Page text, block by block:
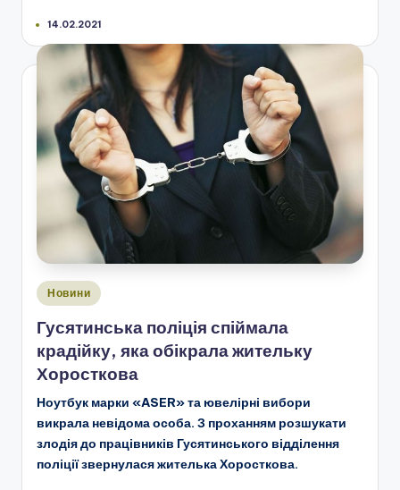
14.02.2021
Опубліковано
Новини
Гусятинська поліція спіймала
крадійку, яка обікрала жительку
Хоросткова
Ноутбук марки «ASER» та ювелірні вибори
викрала невідома особа. З проханням розшукати
злодія до працівників Гусятинського відділення
поліції звернулася жителька Хоросткова.